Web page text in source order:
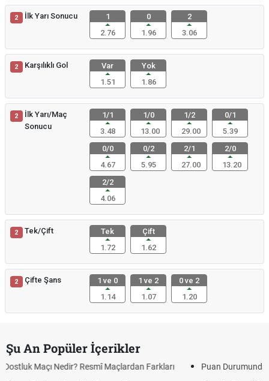
2 İlk Yarı Sonucu
1
2.76
0
1.96
2
3.06
2 Karşılıklı Gol
Var
1.51
Yok
1.86
2
İlk Yarı/Maç
Sonucu
1/1
3.48
1/0
13.00
1/2
29.00
0/1
5.39
0/0
4.67
0/2
5.95
2/1
27.00
2/0
13.20
2/2
4.06
2 Tek/Çift
Tek
1.72
Çift
1.62
2 Çifte Şans
1 ve 0
1.14
1 ve 2
1.07
0 ve 2
1.20
Şu An Popüler İçerikler
Puan Durumunda AG, OM ve Diğer Kısaltmalar Ne Anlama Gelir?